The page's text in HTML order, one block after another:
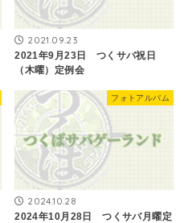
2021.09.23
2021年9月23日 つくサバ祝日
（木曜）定例会
フォトアルバム
2024.10.28
2024年10月28日 つくサバ月曜定